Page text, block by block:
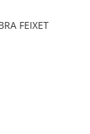
FEIXET